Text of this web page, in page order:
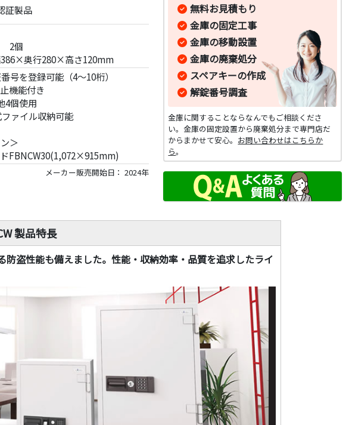
証製品
2個
奥行280×高さ120mm
号を登録可能（4～10桁）
機能付き
4個使用
ァイル収納可能
＞
FBNCW30(1,072×915mm)
メーカー販売開始日： 2024年
無料お見積もり
金庫の固定工事
金庫の移動設置
金庫の廃棄処分
スペアキーの作成
解錠番号調査
金庫に関することならなんでもご相談くださ
い。金庫の固定設置から廃棄処分まで専門店だ
からまかせて安心。 お問い合わせはこちらか
ら。
製品特長
盗性能も備えました。性能・収納効率・品質を追求したライ